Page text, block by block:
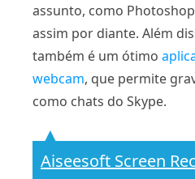
assunto, como
assim por diante. Além
também é um ótimo
webcam, que permite
como chats do Skype.
Aiseesoft Screen